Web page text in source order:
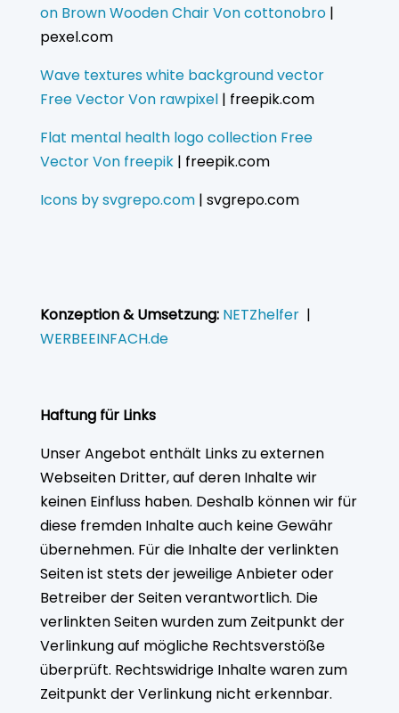
on Brown Wooden Chair Von cottonobro|
pexel.com
Wave textures white background vector
Free Vector Von rawpixel| freepik.com
Flat mental health logo collection Free
Vector Von freepik| freepik.com
Icons by svgrepo.com| svgrepo.com
Konzeption & Umsetzung: NETZhelfer |
WERBEEINFACH.de
Haftung für Links
Unser Angebot enthält Links zu externen
Webseiten Dritter, auf deren Inhalte wir
keinen Einfluss haben. Deshalb können wir für
diese fremden Inhalte auch keine Gewähr
übernehmen. Für die Inhalte der verlinkten
Seiten ist stets der jeweilige Anbieter oder
Betreiber der Seiten verantwortlich. Die
verlinkten Seiten wurden zum Zeitpunkt der
Verlinkung auf mögliche Rechtsverstöße
überprüft. Rechtswidrige Inhalte waren zum
Zeitpunkt der Verlinkung nicht erkennbar.